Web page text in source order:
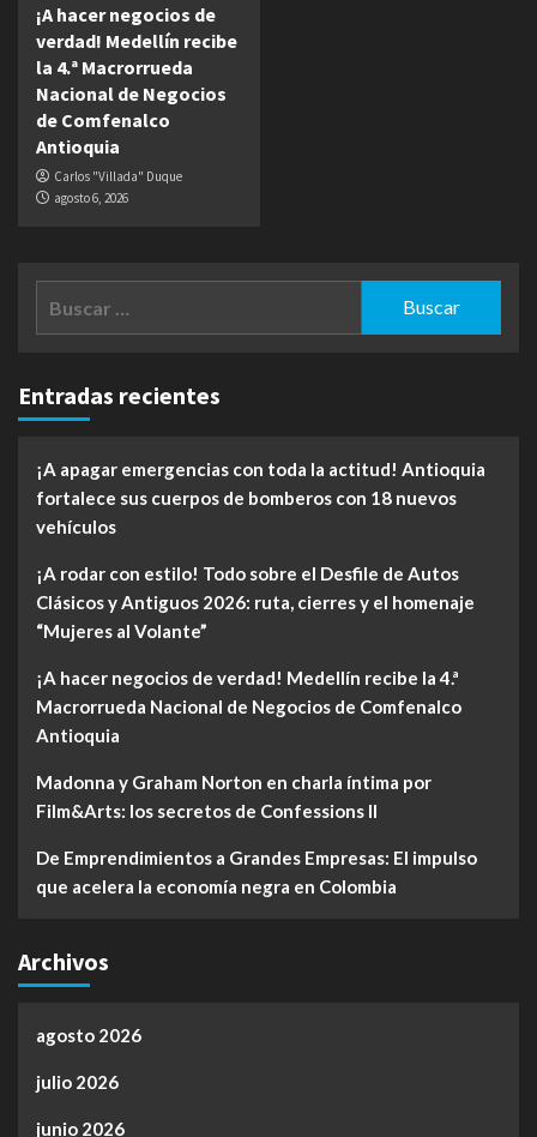
¡A hacer negocios de
verdad! Medellín recibe
la 4.ª Macrorrueda
Nacional de Negocios
de Comfenalco
Antioquia
Carlos "Villada" Duque
agosto 6, 2026
Entradas recientes
¡A apagar emergencias con toda la actitud! Antioquia
fortalece sus cuerpos de bomberos con 18 nuevos
vehículos
¡A rodar con estilo! Todo sobre el Desfile de Autos
Clásicos y Antiguos 2026: ruta, cierres y el homenaje
“Mujeres al Volante”
¡A hacer negocios de verdad! Medellín recibe la 4.ª
Macrorrueda Nacional de Negocios de Comfenalco
Antioquia
Madonna y Graham Norton en charla íntima por
Film&Arts: los secretos de Confessions II
De Emprendimientos a Grandes Empresas: El impulso
que acelera la economía negra en Colombia
Archivos
agosto 2026
julio 2026
junio 2026